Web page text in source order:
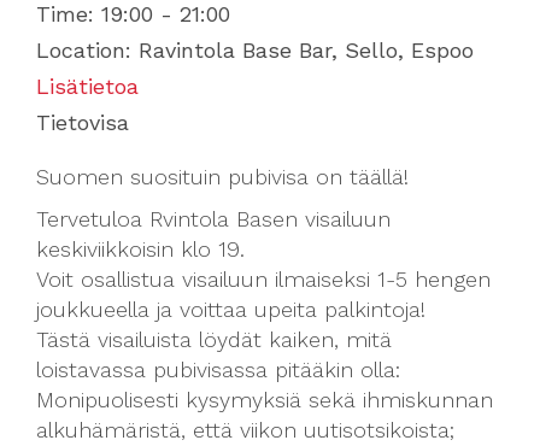
Time: 19:00 - 21:00
Location: Ravintola Base Bar, Sello, Espoo
Lisätietoa
Tietovisa
Suomen suosituin pubivisa on täällä!
Tervetuloa Rvintola Basen visailuun
keskiviikkoisin klo 19.
Voit osallistua visailuun ilmaiseksi 1-5 hengen
joukkueella ja voittaa upeita palkintoja!
Tästä visailuista löydät kaiken, mitä
loistavassa pubivisassa pitääkin olla:
Monipuolisesti kysymyksiä sekä ihmiskunnan
alkuhämäristä, että viikon uutisotsikoista;